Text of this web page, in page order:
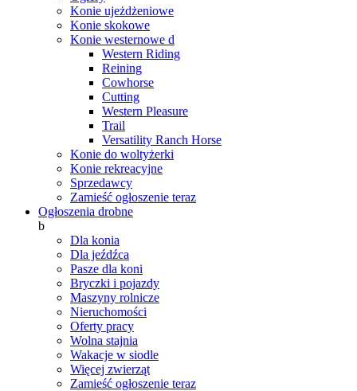
Konie ujeżdżeniowe
Konie skokowe
Konie westernowe d
Western Riding
Reining
Cowhorse
Cutting
Western Pleasure
Trail
Versatility Ranch Horse
Konie do woltyżerki
Konie rekreacyjne
Sprzedawcy
Zamieść ogłoszenie teraz
Ogłoszenia drobne
b
Dla konia
Dla jeźdźca
Pasze dla koni
Bryczki i pojazdy
Maszyny rolnicze
Nieruchomości
Oferty pracy
Wolna stajnia
Wakacje w siodle
Więcej zwierząt
Zamieść ogłoszenie teraz